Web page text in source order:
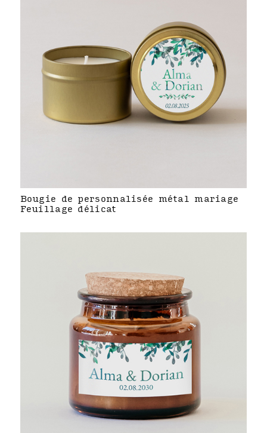
Bougie de personnalisée métal mariage
Feuillage délicat